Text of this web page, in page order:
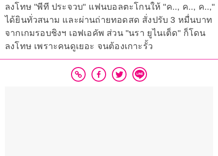
ลงโทษ "พีที ประจวบ" แฟนบอลตะโกนให้ "ค.., ค.., ค..,"
ได้ยินทั่วสนาม และผ่านถ่ายทอดสด สั่งปรับ 3 หมื่นบาท
จากเกมรอบชิงฯ เอฟเอคัพ ส่วน "นรา ยูไนเต็ด" ก็โดน
ลงโทษ เพราะคนดูเยอะ จนต้องเกาะรั้ว